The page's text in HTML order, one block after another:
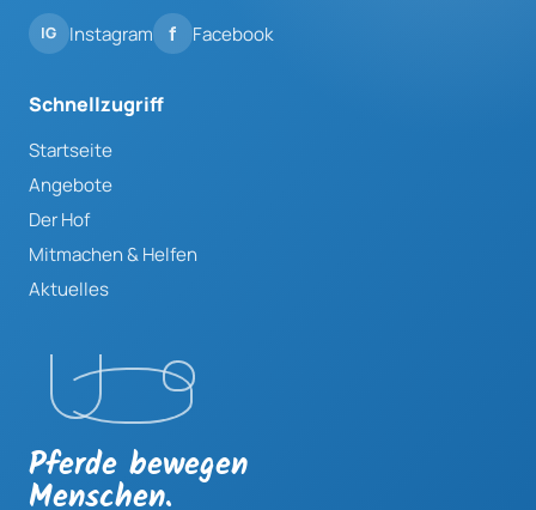
Instagram Facebook
Schnellzugriff
Startseite
Angebote
Der Hof
Mitmachen & Helfen
Aktuelles
Pferde bewegen
Menschen.